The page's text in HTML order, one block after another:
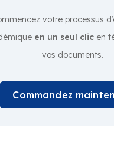
votre processus
en un seul clicen
vos documents.
Commandez